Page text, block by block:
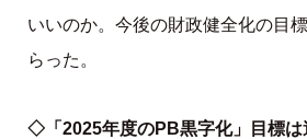
いいのか。今後の財政健全化の目
らった。
◇「2025年度のPB黒字化」目標は